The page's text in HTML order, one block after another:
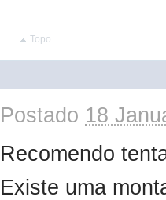
Topo
Postado 18
Recomendo
Existe uma